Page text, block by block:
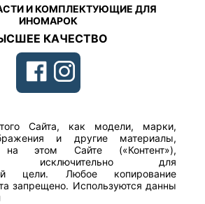
И КОМПЛЕКТУЮЩИЕ ДЛЯ
ИНОМАРОК
КАЧЕСТВО
Сайта, как модели, марки,
и другие материалы,
на этом Сайте («Контент»),
исключительно для
цели. Любое копирование
запрещено. Используются данны